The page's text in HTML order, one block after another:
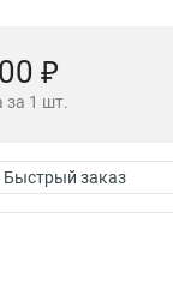
₽
за 1 шт.
Быстрый заказ